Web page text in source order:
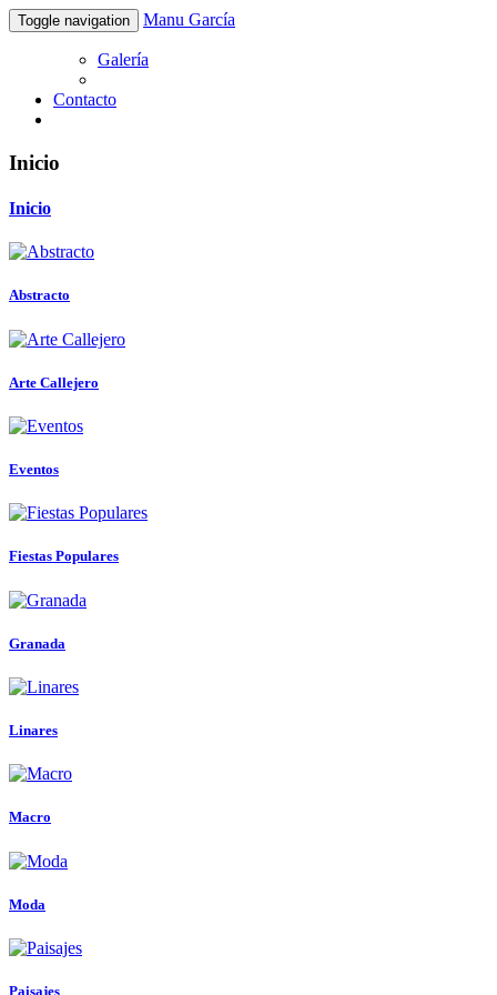
Toggle navigation Manu García
Galería
Contacto
Inicio
Inicio
Abstracto
Arte Callejero
Eventos
Fiestas Populares
Granada
Linares
Macro
Moda
Paisajes